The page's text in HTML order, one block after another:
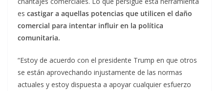
es castigar a aquellas potencias que utilicen el daño
comercial para intentar influir en la política
comunitaria.
“Estoy de acuerdo con el presidente Trump en que otros
se están aprovechando injustamente de las normas
actuales y estoy dispuesta a apoyar cualquier esfuerzo